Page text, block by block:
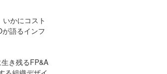
かにコスト
語るインフ
生き残るFP&A